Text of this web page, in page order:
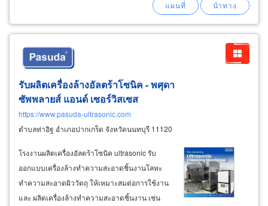
รับผลิตเครื่องล้างอัลตร้าโซนิค - พศุดา
ซัพพลายส์ แอนด์ เซอร์วิสเซส
https://www.pasuda-ultrasonic.com
ตำบลท่าอิฐ อำเภอปากเกร็ด จังหวัดนนทบุรี 11120
โรงงานผลิตเครื่องอัลตร้าโซนิค ultrasonic รับ
ออกแบบเครื่องล้างทำความสะอาดชิ้นงานโลหะ
ทำความสะอาดผิววัตถุ ให้เหมาะสมต่อการใช้งาน
และ ผลิตเครื่องล้างทำความสะอาดชิ้นงาน เช่น